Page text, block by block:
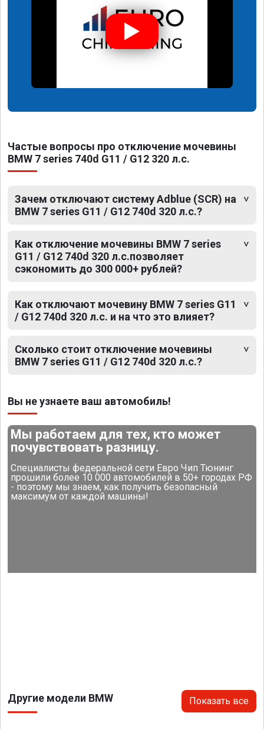
Частые вопросы про отключение мочевины
BMW 7 series 740d G11 / G12 320 л.с.
Зачем отключают систему Adblue (SCR) на
BMW 7 series G11 / G12 740d 320 л.с.?
Как отключение мочевины BMW 7 series
G11 / G12 740d 320 л.с.позволяет
сэкономить до 300 000+ рублей?
Как отключают мочевину BMW 7 series G11
/ G12 740d 320 л.с. и на что это влияет?
Сколько стоит отключение мочевины
BMW 7 series G11 / G12 740d 320 л.с.?
Вы не узнаете ваш автомобиль!
Мы работаем для тех, кто может
почувствовать разницу.
Специалисты федеральной сети Евро Чип Тюнинг
прошили более 10 000 автомобилей в 50+ городах РФ
- поэтому мы знаем, как получить безопасный
максимум от каждой машины!
Другие модели BMW Показать все